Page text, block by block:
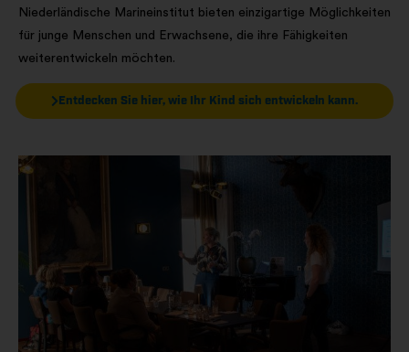
Niederländische Marineinstitut bieten einzigartige Möglichkeiten
für junge Menschen und Erwachsene, die ihre Fähigkeiten
weiterentwickeln möchten.
Entdecken Sie hier, wie Ihr Kind sich entwickeln kann.